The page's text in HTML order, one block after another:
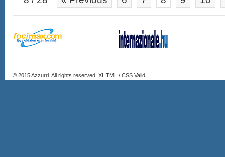
© 2015Azzurri . All rights reserved. XHTML / CSS Valid.